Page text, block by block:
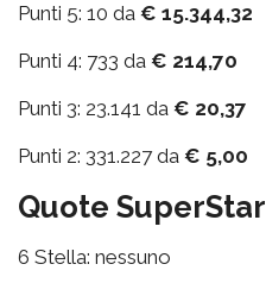
Punti 5: 10 da € 15.344,32
Punti 4: 733 da € 214,70
Punti 3: 23.141 da € 20,37
Punti 2: 331.227 da € 5,00
Quote SuperStar
6 Stella: nessuno